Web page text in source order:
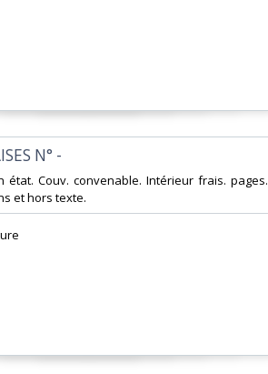
N° -‎
état. Couv. convenable. Intérieur frais. pages.
et hors texte.‎